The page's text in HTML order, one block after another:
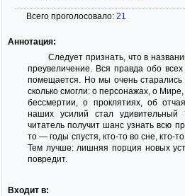
Всего проголосовало: 21
Аннотация:
Следует признать, что в
преувеличение. Вся правда обо
помещается. Но мы очень старались
сколько смогли: о персонажах, о
бессмертии, о проклятиях, об
наших усилий стал удивительный
читатель получит шанс узнать всю
то — годы спустя, кто-то во сне, кто-
Тем лучше: лишняя порция новых
повредит.
Входит в: